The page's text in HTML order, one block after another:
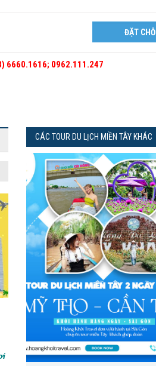
ĐẶT CHỖ
6660.1616; 0962.111.247
CÁC TOUR DU LỊCH MIỀN TÂY KHÁC